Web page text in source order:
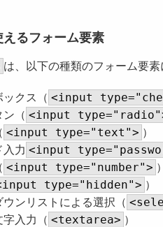
るフォーム要素
は、以下の種類のフォーム要素
クス（ <input
ン（ <input
<input type="text"> ）
入力 <input
<input type="number"> ）
type="hidden"> ）
ウンリストによる選択（
入力（ <textarea> ）